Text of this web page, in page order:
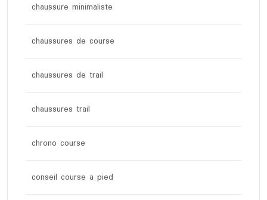
chaussure minimaliste
chaussures de course
chaussures de trail
chaussures trail
chrono course
conseil course a pied